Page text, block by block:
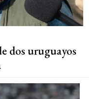
dos uruguayos